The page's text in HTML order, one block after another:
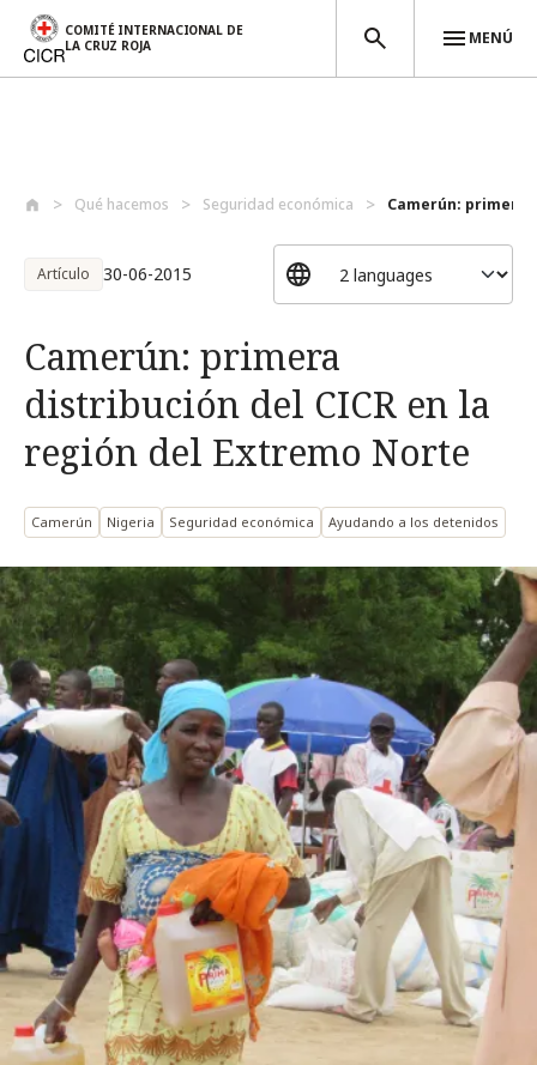
COMITÉ INTERNACIONAL DE
LA CRUZ ROJA
MENÚ
Qué hacemos Seguridad económica Camerún: primera
Artículo 30-06-2015
Camerún: primera
distribución del CICR en la
región del Extremo Norte
Camerún Nigeria Seguridad económica Ayudando a los detenidos